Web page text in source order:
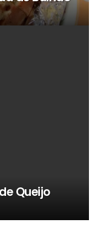
Queijo